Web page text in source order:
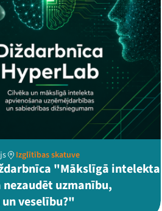
Izglītības skatuve
"Mākslīgā intelekta
uzmanību,
veselību?"